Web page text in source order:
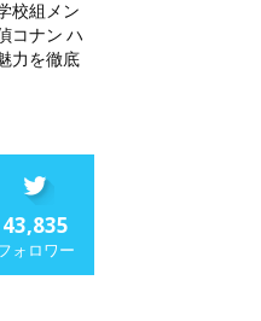
校組メン
コナン ハ
力を徹底
43,835
ォロワー